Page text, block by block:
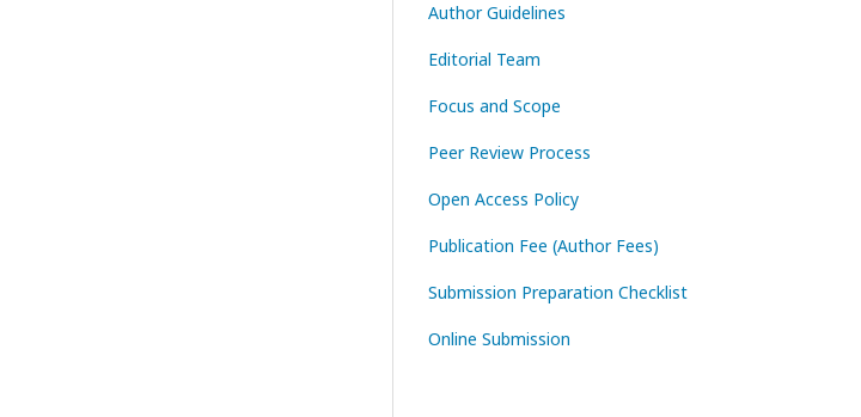
Author Guidelines
Editorial Team
Focus and Scope
Peer Review Process
Open Access Policy
Publication Fee (Author Fees)
Submission Preparation Checklist
Online Submission